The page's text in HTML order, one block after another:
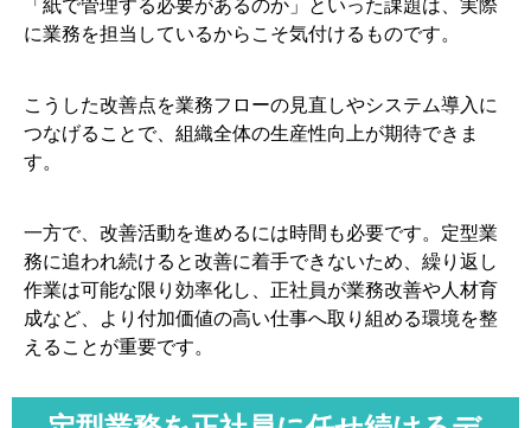
「紙で管理する必要があるのか」といった課題は、実際
に業務を担当しているからこそ気付けるものです。
こうした改善点を業務フローの見直しやシステム導入に
つなげることで、組織全体の生産性向上が期待できま
す。
一方で、改善活動を進めるには時間も必要です。定型業
務に追われ続けると改善に着手できないため、繰り返し
作業は可能な限り効率化し、正社員が業務改善や人材育
成など、より付加価値の高い仕事へ取り組める環境を整
えることが重要です。